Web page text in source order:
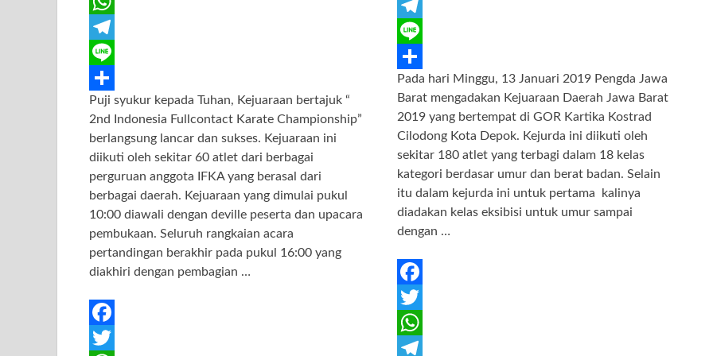
c
e
b
o
k
w
t
r
W
h
a
t
A
p
T
e
l
g
r
m
L
i
e
S
a
r
Puji syukur kepada Tuhan, Kejuaraan bertajuk “
2nd Indonesia Fullcontact Karate Championship”
berlangsung lancar dan sukses. Kejuaraan ini
diikuti oleh sekitar 60 atlet dari berbagai
perguruan anggota IFKA yang berasal dari
berbagai daerah. Kejuaraan yang dimulai pukul
10:00 diawali dengan deville peserta dan upacara
pembukaan. Seluruh rangkaian acara
pertandingan berakhir pada pukul 16:00 yang
diakhiri dengan pembagian …
F
c
e
b
o
k
w
t
r
W
h
a
t
A
p
T
e
l
g
r
m
L
i
e
S
a
r
Pada hari Minggu, 13 Januari 2019 Pengda Jawa
Barat mengadakan Kejuaraan Daerah Jawa Barat
2019 yang bertempat di GOR Kartika Kostrad
Cilodong Kota Depok. Kejurda ini diikuti oleh
sekitar 180 atlet yang terbagi dalam 18 kelas
kategori berdasar umur dan berat badan. Selain
itu dalam kejurda ini untuk pertama kalinya
diadakan kelas eksibisi untuk umur sampai
dengan …
F
a
c
T
w
W